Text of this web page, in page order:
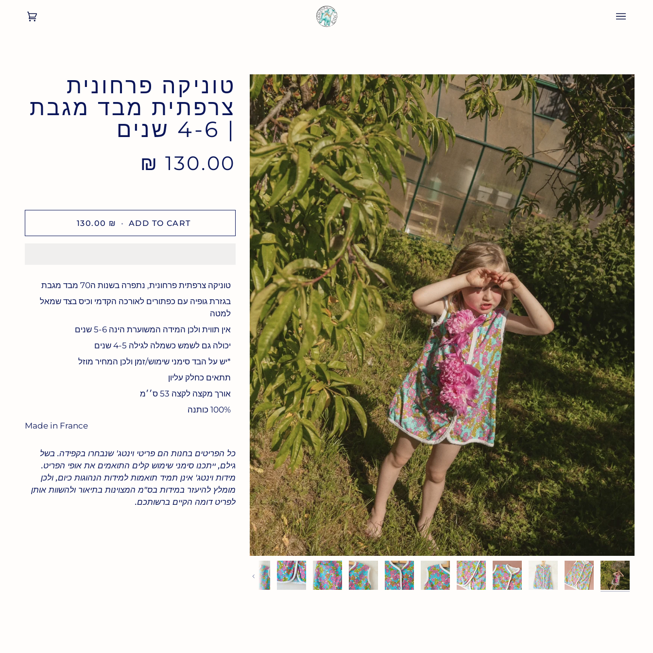
Cart
Previous
טוניקה פרחונית
צרפתית מבד מגבת
| 4-6 שנים
130.00 ₪
ADD TO CART
•
130.00 ₪
טוניקה צרפתית פרחונית, נתפרה בשנות ה70 מבד מגבת
בגזרת גופיה עם כפתורים לאורכה הקדמי וכיס בצד שמאל
למטה
אין תווית ולכן המידה המשוערת הינה 5-6 שנים
יכולה גם לשמש כשמלה לגילה 4-5 שנים
*יש על הבד סימני שימוש/זמן ולכן המחיר מוזל
תתאים כחלק עליון
אורך מקצה לקצה 53 ס׳׳מ
100% כותנה
Made in France
כל הפריטים בחנות הם פריטי וינטג' שנבחרו בקפידה. בשל
גילם, ייתכנו סימני שימוש קלים התואמים את אופי הפריט.
מידות וינטג' אינן תמיד תואמות למידות הנהוגות כיום, ולכן
מומלץ להיעזר במידות בס"מ המצוינות בתיאור ולהשוות אותן
לפריט דומה הקיים ברשותכם.